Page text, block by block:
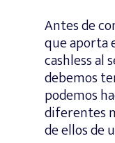
Antes de
que aporta
cashless al
debemos
podemos
diferentes
de ellos de